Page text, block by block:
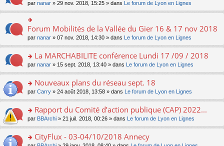
c
e
nt
pl
u
s
ré
c
e
nt
n
le
pl
u
s
c
e
nt
g
e
n
o
lu
pl
u
s
c
e
nt
e
s
g
e
n
o
lu
pl
u
s
c
e
nt
er
le
m
e
s
g
e
n
o
lu
pl
u
s
c
o
n
s
ult
er
le
m
e
s
g
e
n
o
lu
pl
par nanar » 29 nov. 2018, 15:25 » dans Le forum de Lyon en Lignes
o
n
er
le
m
e
s
a
g
e
n
n
Forum Mobilités de la Vallée du Gier 16 & 17 nov 2018
par nanar » 07 nov. 2018, 14:30 » dans Le forum de Lyon en Lignes
o
n
ult
er
le
m
e
a
La MARCHABILITE conférence Lundi 17 /09 / 2018
par nanar » 15 sept. 2018, 13:40 » dans Le forum de Lyon en Lignes
o
n
ult
er
le
m
e
Nouveaux plans du réseau sept. 18
par Carry » 24 août 2018, 13:58 » dans Le forum de Lyon en Lignes
o
n
ult
Rapport du Comité d’action publique (CAP) 2022...
par BBArchi » 21 juil. 2018, 00:26 » dans Le forum de Lyon en Lignes
CityFlux - 03-04/10/2018 Annecy